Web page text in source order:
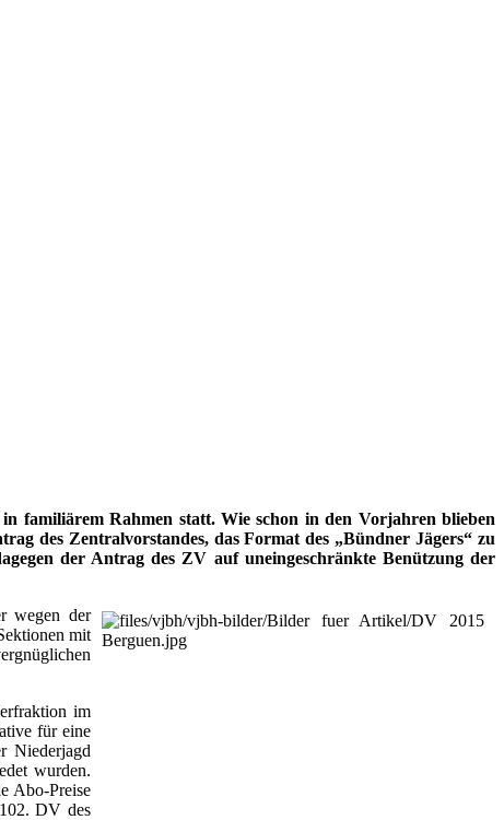
familiärem Rahmen statt. Wie schon in den Vorjahren blieben
des Zentralvorstandes, das Format des „Bündner Jägers“ zu
der Antrag des ZV auf uneingeschränkte Benützung der
wegen der
mit
im
für eine
Niederjagd
wurden.
Abo-Preise
DV des